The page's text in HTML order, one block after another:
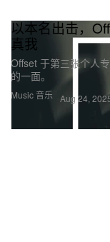
Music 音乐
以本名出击，
真我
Offset 于第三张个人
的一面。
Aug 24,